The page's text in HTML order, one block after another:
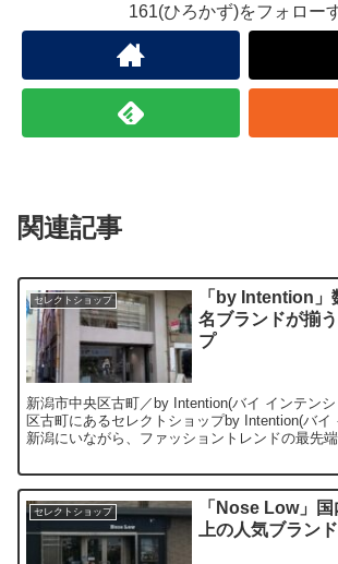
161(ひろかず)をフォロー
関連記事
セレクトショップ
「by Intention」
名ブランドが揃
プ
新潟市中央区古町／by Intention(バイ インテン
区古町にあるセレクトショップby Intention(バイ
新潟にいながら、ファッショントレンドの最先
セレクトショップ
「Nose Low」
上の人気ブラン